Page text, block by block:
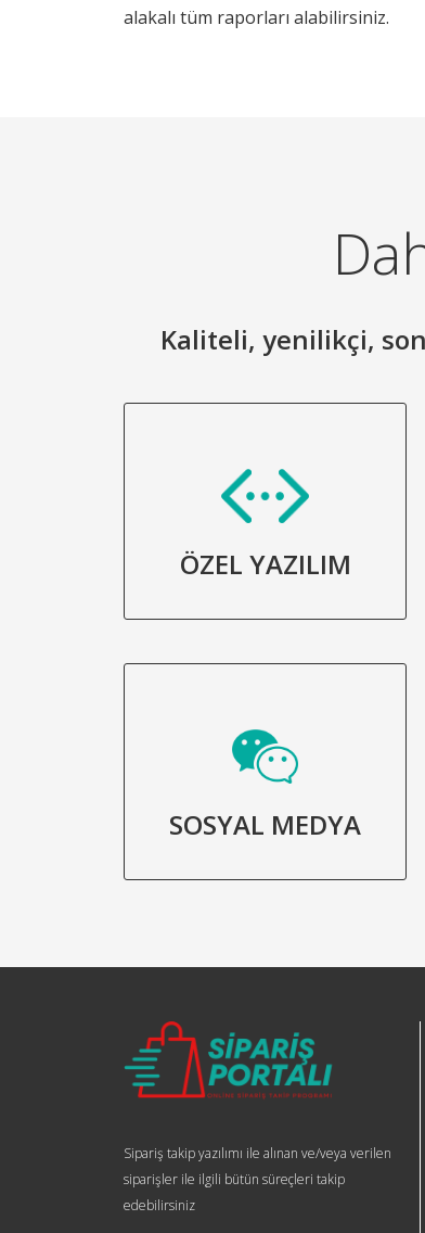
alakalı tüm raporları alabilirsiniz.
Kaliteli, yenilikçi,
ÖZEL YAZILIM
SOSYAL MEDYA
Sipariş takip yazılımı ile alınan ve/veya verilen
siparişler ile ilgili bütün süreçleri takip
edebilirsiniz